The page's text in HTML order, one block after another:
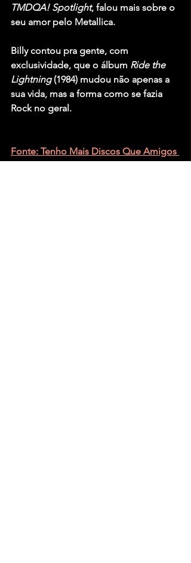
TMDQA! Spotlight, falou mais sobre o
seu amor pelo Metallica.
Billy contou pra gente, com
exclusividade, que o álbum Ride the
Lightning (1984) mudou não apenas a
sua vida, mas a forma como se fazia
Rock no geral.
Fonte: Tenho Mais Discos Que Amigos